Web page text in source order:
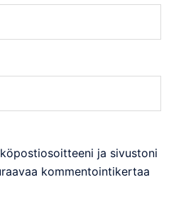
ja sivustoni
kommentointikertaa